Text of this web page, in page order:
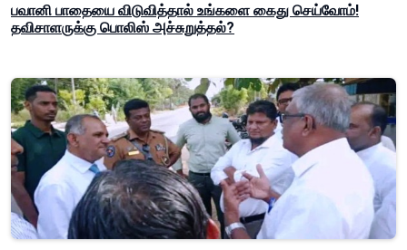
பவானி பாதையை விடுவித்தால் உங்களை கைது செய்வோம்!
தவிசாளருக்கு பொலிஸ் அச்சுறுத்தல்?